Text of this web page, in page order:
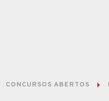
CONCURSOS ABERTOS